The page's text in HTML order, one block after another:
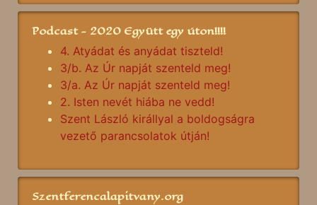
Podcast - 2020 Együtt egy úton!!!!
4. Atyádat és anyádat tiszteld!
3/b. Az Úr napját szenteld meg!
3/a. Az Úr napját szenteld meg!
2. Isten nevét hiába ne vedd!
Szent László királlyal a boldogságra
vezető parancsolatok útján!
Szentferencalapitvany.org